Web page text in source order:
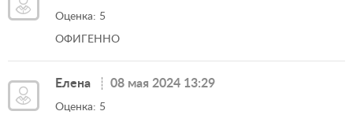
Оценка: 5
ОФИГЕННО
Елена 08 мая 2024 13:29
Оценка: 5